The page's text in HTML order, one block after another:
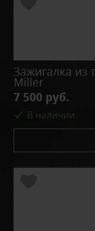
Зажигалка из
Miller
7 500 руб.
В наличии